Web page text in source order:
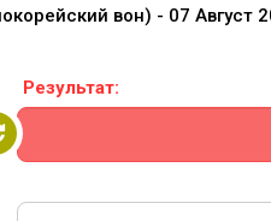
вон) - 07 Август
Результат: